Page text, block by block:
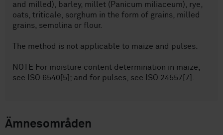
and milled), barley, millet (Panicum miliaceum), rye,
oats, triticale, sorghum in the form of grains, milled
grains, semolina or flour.
The method is not applicable to maize and pulses.
NOTE For moisture content determination in maize,
see ISO 6540[5]; and for pulses, see ISO 24557[7].
Ämnesområden